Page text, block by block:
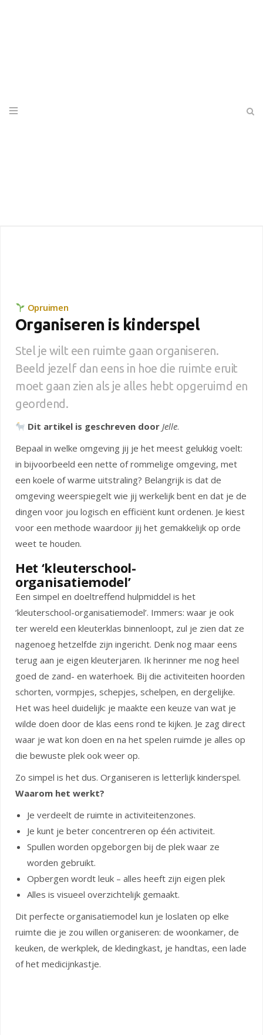
Opruimen
Organiseren is kinderspel
Stel je wilt een ruimte gaan organiseren.
Beeld jezelf dan eens in hoe die ruimte eruit
moet gaan zien als je alles hebt opgeruimd en
geordend.
Dit artikel is geschreven door Jelle.
Bepaal in welke omgeving jij je het meest gelukkig voelt:
in bijvoorbeeld een nette of rommelige omgeving, met
een koele of warme uitstraling? Belangrijk is dat de
omgeving weerspiegelt wie jij werkelijk bent en dat je de
dingen voor jou logisch en efficiënt kunt ordenen. Je kiest
voor een methode waardoor jij het gemakkelijk op orde
weet te houden.
Het ‘kleuterschool-
organisatiemodel’
Een simpel en doeltreffend hulpmiddel is het
‘kleuterschool-organisatiemodel’. Immers: waar je ook
ter wereld een kleuterklas binnenloopt, zul je zien dat ze
nagenoeg hetzelfde zijn ingericht. Denk nog maar eens
terug aan je eigen kleuterjaren. Ik herinner me nog heel
goed de zand- en waterhoek. Bij die activiteiten hoorden
schorten, vormpjes, schepjes, schelpen, en dergelijke.
Het was heel duidelijk: je maakte een keuze van wat je
wilde doen door de klas eens rond te kijken. Je zag direct
waar je wat kon doen en na het spelen ruimde je alles op
die bewuste plek ook weer op.
Zo simpel is het dus. Organiseren is letterlijk kinderspel.
Waarom het werkt?
Je verdeelt de ruimte in activiteitenzones.
Je kunt je beter concentreren op één activiteit.
Spullen worden opgeborgen bij de plek waar ze
worden gebruikt.
Opbergen wordt leuk – alles heeft zijn eigen plek
Alles is visueel overzichtelijk gemaakt.
Dit perfecte organisatiemodel kun je loslaten op elke
ruimte die je zou willen organiseren: de woonkamer, de
keuken, de werkplek, de kledingkast, je handtas, een lade
of het medicijnkastje.